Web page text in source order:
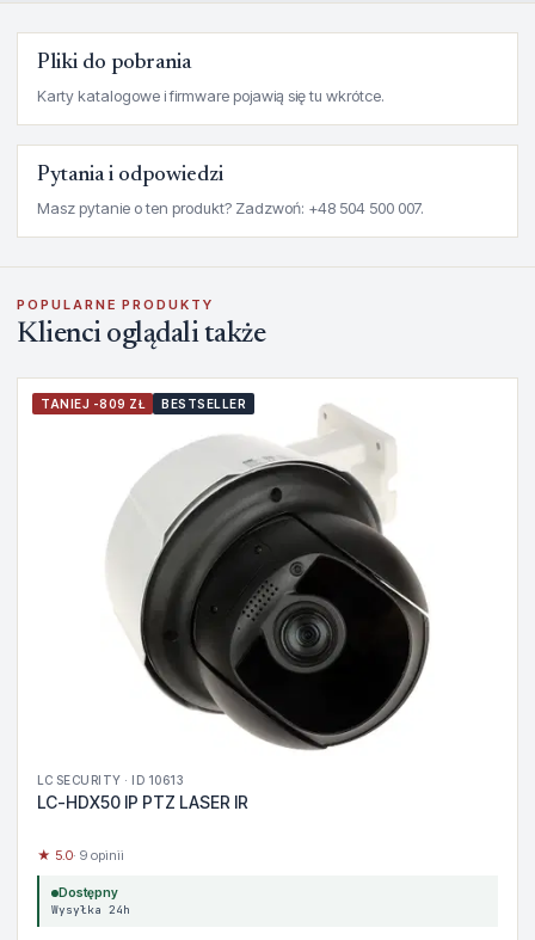
Pliki do pobrania
Karty katalogowe i firmware pojawią się tu wkrótce.
Pytania i odpowiedzi
Masz pytanie o ten produkt? Zadzwoń: +48 504 500 007.
POPULARNE PRODUKTY
Klienci oglądali także
TANIEJ -809 ZŁ BESTSELLER
LC SECURITY · ID 10613
LC-HDX50 IP PTZ LASER IR
★ 5.0· 9 opinii
Dostępny
Wysyłka 24h